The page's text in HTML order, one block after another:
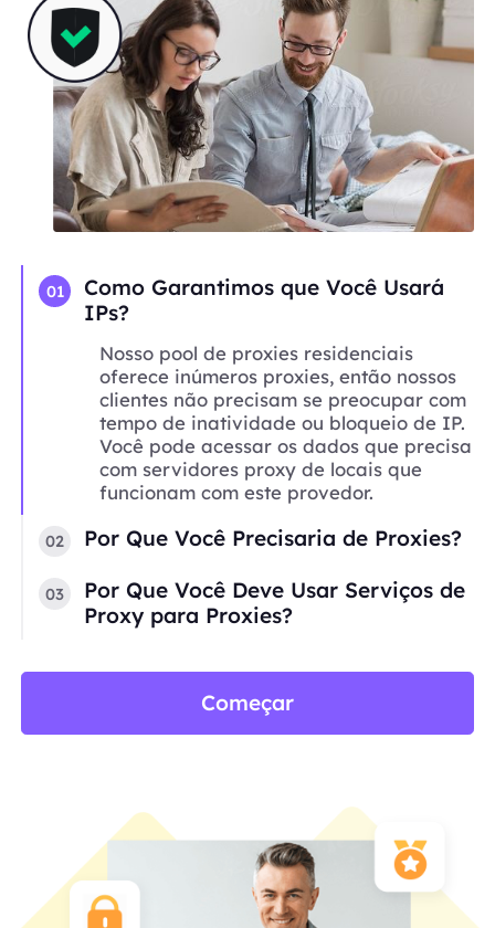
01
Como Garantimos que Você Usará
IPs?
Nosso pool de proxies residenciais
oferece inúmeros proxies, então nossos
clientes não precisam se preocupar com
tempo de inatividade ou bloqueio de IP.
Você pode acessar os dados que precisa
com servidores proxy de locais que
funcionam com este provedor.
02 Por Que Você Precisaria de Proxies?
03
Por Que Você Deve Usar Serviços de
Proxy para Proxies?
Começar